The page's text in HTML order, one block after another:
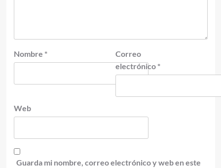
Nombre *
Correo
electrónico *
Web
Guarda mi nombre, correo electrónico y web en este